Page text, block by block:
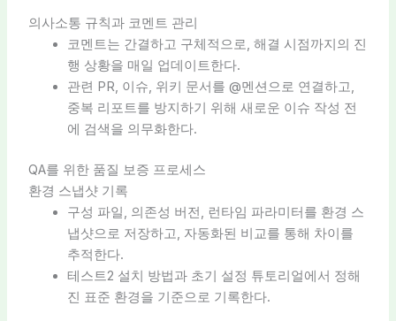
의사소통 규칙과 코멘트 관리
코멘트는 간결하고 구체적으로, 해결 시점까지의 진
행 상황을 매일 업데이트한다.
관련 PR, 이슈, 위키 문서를 @멘션으로 연결하고,
중복 리포트를 방지하기 위해 새로운 이슈 작성 전
에 검색을 의무화한다.
QA를 위한 품질 보증 프로세스
환경 스냅샷 기록
구성 파일, 의존성 버전, 런타임 파라미터를 환경 스
냅샷으로 저장하고, 자동화된 비교를 통해 차이를
추적한다.
테스트2 설치 방법과 초기 설정 튜토리얼에서 정해
진 표준 환경을 기준으로 기록한다.